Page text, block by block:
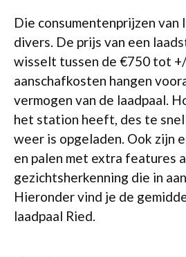
Die consumentenprijzen van
divers. De prijs van een
wisselt tussen de €750 tot
aanschafkosten hangen
vermogen van de laadpaal.
het station heeft, des te
weer is opgeladen. Ook zijn
en palen met extra features
gezichtsherkenning die in
Hieronder vind je de
laadpaal Ried.